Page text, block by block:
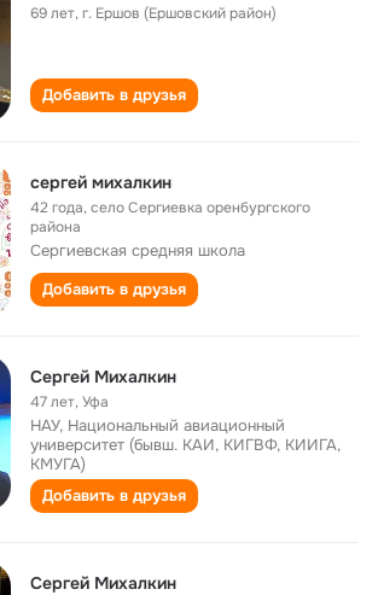
69 лет,г. Ершов (Ершовский район)
Добавить в друзья
сергей михалкин
42 года,село Сергиевка оренбургского
района
Сергиевская cредняя школа
Добавить в друзья
Сергей Михалкин
47 лет,Уфа
НАУ, Национальный авиационный
университет (бывш. КАИ, КИГВФ, КИИГА,
КМУГА)
Добавить в друзья
Сергей Михалкин